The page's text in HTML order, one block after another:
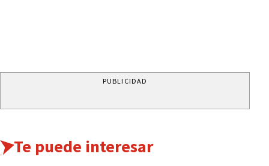
PUBLICIDAD
Te puede interesar